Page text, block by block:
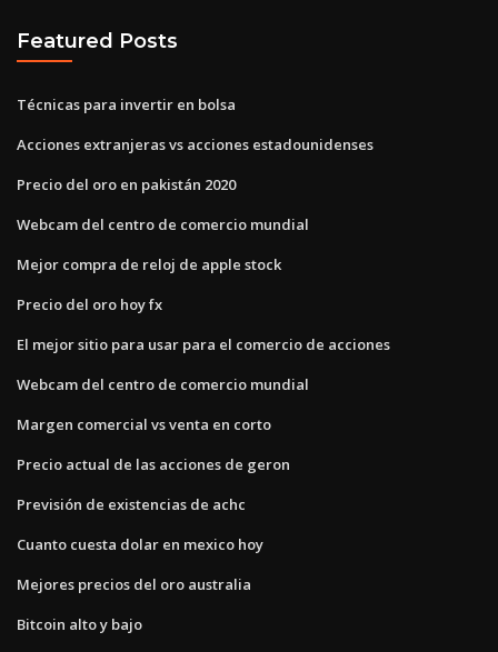
Featured Posts
Técnicas para invertir en bolsa
Acciones extranjeras vs acciones estadounidenses
Precio del oro en pakistán 2020
Webcam del centro de comercio mundial
Mejor compra de reloj de apple stock
Precio del oro hoy fx
El mejor sitio para usar para el comercio de acciones
Webcam del centro de comercio mundial
Margen comercial vs venta en corto
Precio actual de las acciones de geron
Previsión de existencias de achc
Cuanto cuesta dolar en mexico hoy
Mejores precios del oro australia
Bitcoin alto y bajo